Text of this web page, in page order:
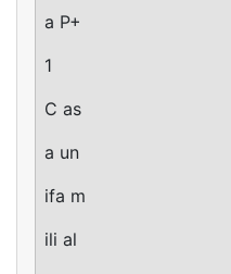
a P+
1
C as
a un
ifa m
ili al